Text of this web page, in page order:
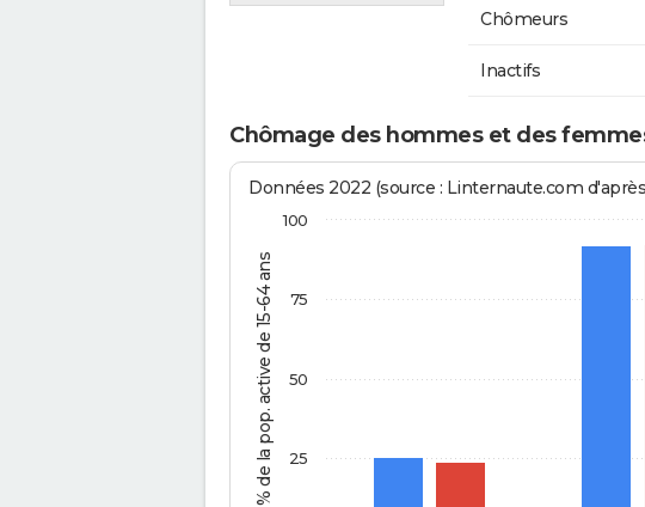
Chômeurs
Inactifs
Chômage des hommes et des
% de la pop. active de 15-64 ans
Données 2022 (source : Linternaute.com
25
50
75
100